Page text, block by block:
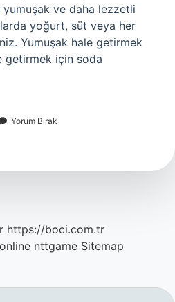
yumuşak ve daha lezzetli
yoğurt, süt veya her
Yumuşak hale getirmek
getirmek için soda
Yorum Bırak
https://boci.com.tr
nttgame Sitemap